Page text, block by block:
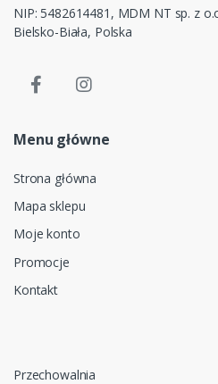
NIP: 5482614481, MDM NT sp. z
Bielsko-Biała, Polska
Menu główne
Strona główna
Mapa sklepu
Moje konto
Promocje
Kontakt
Przechowalnia